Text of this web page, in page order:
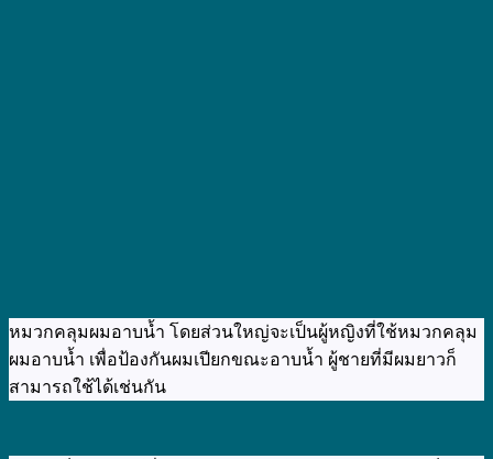
หมวกคลุมผมอาบน้ำ โดยส่วนใหญ่จะเป็นผู้หญิงที่ใช้หมวกคลุม
ผมอาบน้ำ เพื่อป้องกันผมเปียกขณะอาบน้ำ ผู้ชายที่มีผมยาวก็
สามารถใช้ได้เช่นกัน